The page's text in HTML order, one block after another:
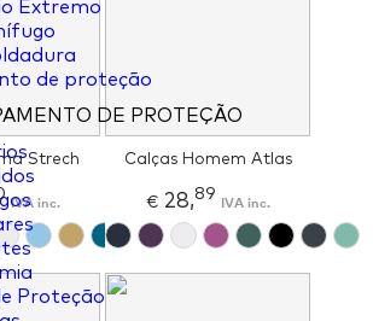
Extremo
de proteção
DE PROTEÇÃO
Proteção
Strech
IVA inc.
Calças Homem Atlas
€28,89 IVA inc.